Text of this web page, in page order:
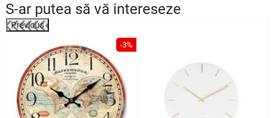
S-ar putea să vă intereseze
Previous
-3%